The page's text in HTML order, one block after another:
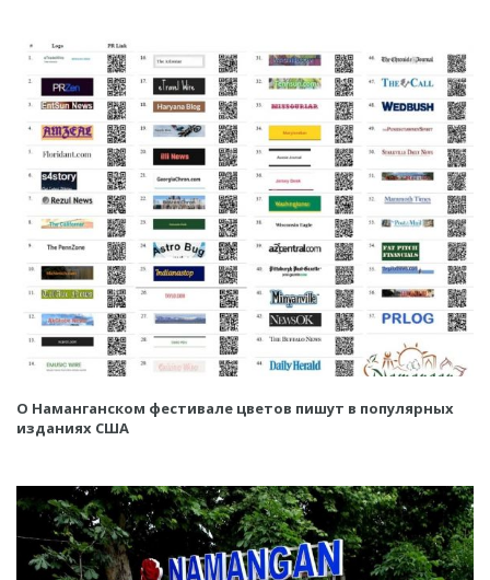
О Наманганском фестивале цветов пишут в популярных
изданиях США